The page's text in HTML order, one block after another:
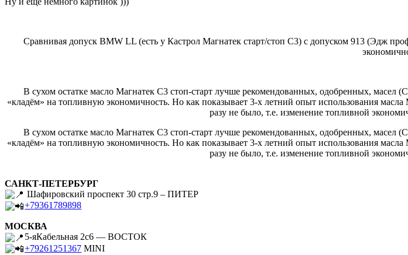
Сравнивая допуск BMW LL (есть у Кастрол Магнатек старт/стоп С3) с допуском 913 (Эдж
В сухом остатке масло Магнатек С3 стоп-старт лучше рекомендованных, одобренных, масел
«кладём» на топливную экономичность. Но как показывает 3-х летний опыт использования
разу не было, т.е. изменение топливной
В сухом остатке масло Магнатек С3 стоп-старт лучше рекомендованных, одобренных, масел
«кладём» на топливную экономичность. Но как показывает 3-х летний опыт использования
разу не было, т.е. изменение топливной
САНКТ-ПЕТЕРБУРГ
Шафировский проспект 30 стр.9 – ПИТЕР
+79361789898
МОСКВА
5-яКабельная 2с6 — ВОСТОК
+79261251367 MINI